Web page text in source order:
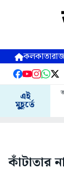
কলকাতা
এই
মুহূর্তে
কাঁটাতার